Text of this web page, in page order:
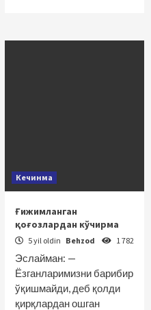
Кечинма
Ғижимланган
қоғозлардан кўчирма
5 yil oldin Behzod 1 782
Эслайман: —
Ёзганларимизни барибир
ўқишмайди, деб қолди
қирқлардан ошган